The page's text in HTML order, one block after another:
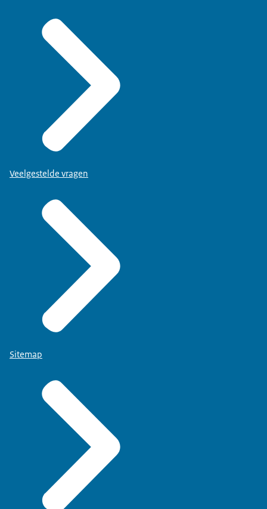
Veelgestelde vragen
Sitemap